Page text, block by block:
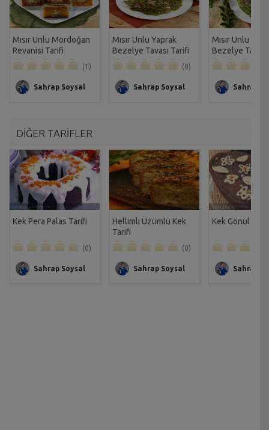
Mısır Unlu Mordoğan
Revanisi Tarifi
(1)
Sahrap Soysal
Mısır Unlu Yaprak
Bezelye Tavası Tarifi
(0)
Sahrap Soysal
Mısır Unlu
Bezelye Tarifi
Sahrap
DİĞER TARİFLER
Kek Pera Palas Tarifi
(0)
Sahrap Soysal
Hellimli Üzümlü Kek
Tarifi
(0)
Sahrap Soysal
Kek Gönül
Sahrap